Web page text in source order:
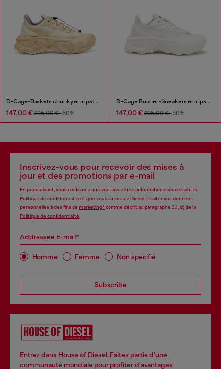
D-Cage-Baskets chunky en ripstop
147,00 € 295,00 €-50%
D-Cage Runner-Sneakers en ripstop avec bordure en TPU
147,00 € 295,00 €-50%
Inscrivez-vous pour recevoir des mises à
jour et des promotions par e-mail
En poursuivant, vous confirmez que vous avez lu les informations concernant la
Politique de confidentialité et que vous autorisez Diesel à traiter vos données
personnelles à des fins de marketing*comme décrit au paragraphe 3.1, d) de la
Politique de confidentialité
Addressee E-mail*
Homme Femme Non spécifié
Subscribe
Entrez dans House of Diesel. Faites partie d'une
communauté mondiale pour profiter d'avantages